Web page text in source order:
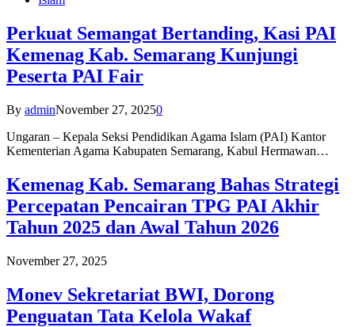
Perkuat Semangat Bertanding, Kasi PAI
Kemenag Kab. Semarang Kunjungi
Peserta PAI Fair
By adminNovember 27, 20250
Ungaran – Kepala Seksi Pendidikan Agama Islam (PAI) Kantor
Kementerian Agama Kabupaten Semarang, Kabul Hermawan…
Kemenag Kab. Semarang Bahas Strategi
Percepatan Pencairan TPG PAI Akhir
Tahun 2025 dan Awal Tahun 2026
November 27, 2025
Monev Sekretariat BWI, Dorong
Penguatan Tata Kelola Wakaf